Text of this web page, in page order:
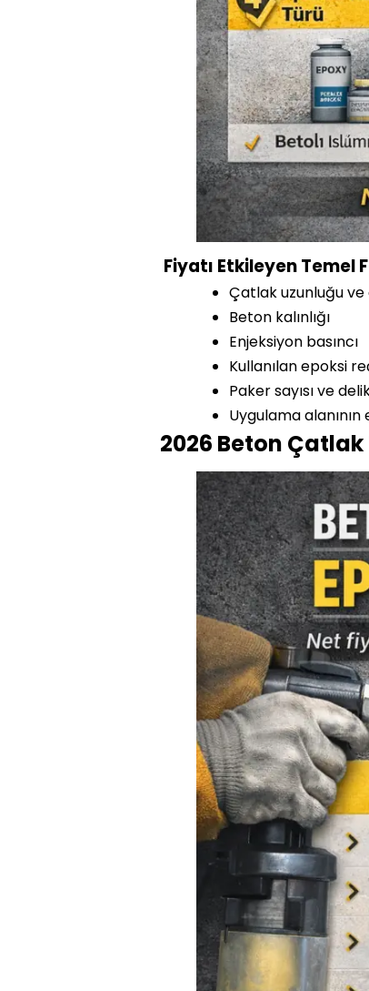
Fiyatı Etkileyen Temel
Çatlak uzunluğu
Beton kalınlığı
Enjeksiyon basıncı
Kullanılan epoksi
Paker sayısı ve
Uygulama
2026 Beton